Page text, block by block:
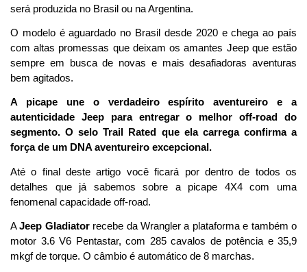
será produzida no Brasil ou na Argentina.
O modelo é aguardado no Brasil desde 2020 e chega ao país
com altas promessas que deixam os amantes Jeep que estão
sempre em busca de novas e mais desafiadoras aventuras
bem agitados.
A picape une o verdadeiro espírito aventureiro e a
autenticidade Jeep para entregar o melhor off-road do
segmento. O selo Trail Rated que ela carrega confirma a
força de um DNA aventureiro excepcional.
Até o final deste artigo você ficará por dentro de todos os
detalhes que já sabemos sobre a picape 4X4 com uma
fenomenal capacidade off-road.
A Jeep Gladiator recebe da Wrangler a plataforma e também o
motor 3.6 V6 Pentastar, com 285 cavalos de potência e 35,9
mkgf de torque. O câmbio é automático de 8 marchas.